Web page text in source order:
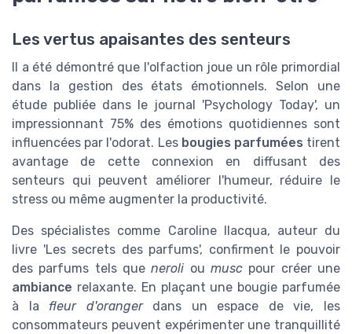
Les vertus apaisantes des senteurs
Il a été démontré que l'olfaction joue un rôle primordial
dans la gestion des états émotionnels. Selon une
étude publiée dans le journal 'Psychology Today', un
impressionnant 75% des émotions quotidiennes sont
influencées par l'odorat. Les bougies parfumées tirent
avantage de cette connexion en diffusant des
senteurs qui peuvent améliorer l'humeur, réduire le
stress ou même augmenter la productivité.
Des spécialistes comme Caroline Ilacqua, auteur du
livre 'Les secrets des parfums', confirment le pouvoir
des parfums tels queneroli oumusc pour créer une
ambiance relaxante. En plaçant une bougie parfumée
à la fleur d'orangerdans un espace de vie, les
consommateurs peuvent expérimenter une tranquillité